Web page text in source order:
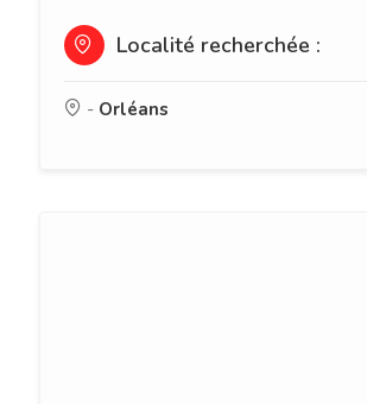
Localité recherchée :
- Orléans